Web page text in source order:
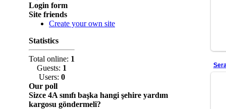
Login form
Site friends
Create your own site
Statistics
Total online: 1
Guests: 1
Users: 0
Our poll
Sizce 4A sınıfı başka hangi şehire yardım
kargosu göndermeli?